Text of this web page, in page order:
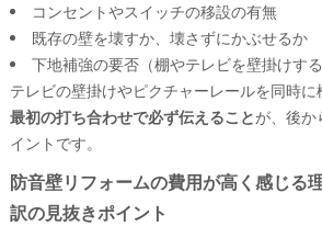
コンセントやスイッチの移設の有無
既存の壁を壊すか、壊さずにかぶせるか
下地補強の要否（棚やテレビを壁掛けす
テレビの壁掛けやピクチャーレールを同時に
最初の打ち合わせで必ず伝えることが、後か
イントです。
防音壁リフォームの費用が高く感じる
訳の見抜きポイント